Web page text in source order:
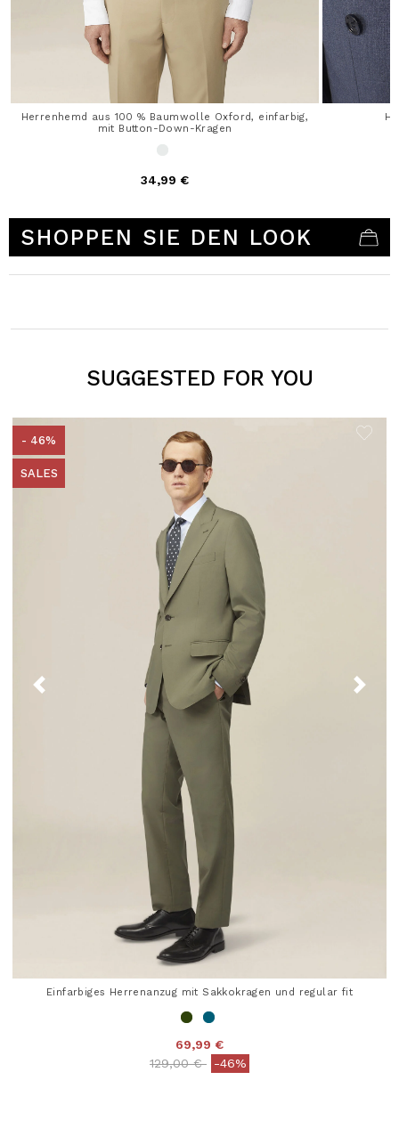
Herrenhemd aus 100 % Baumwolle Oxford, einfarbig,
mit Button-Down-Kragen
34,99 €
SHOPPEN SIE DEN LOOK
SUGGESTED FOR YOU
- 46%
SALES
Einfarbiges Herrenanzug mit Sakkokragen und regular fit
69,99 €
Price reduced from
129,00 €to-46%